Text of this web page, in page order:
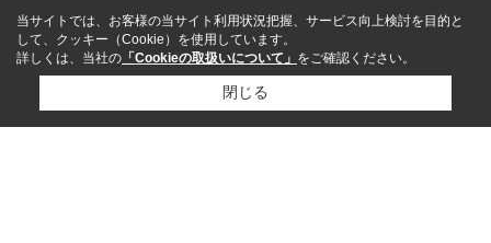
当サイトでは、お客様の当サイト利用状況把握、サービス向上検討を目的と
して、クッキー（Cookie）を使用しています。
詳しくは、当社の 「Cookieの取扱いについて」 をご確認ください。
閉じる